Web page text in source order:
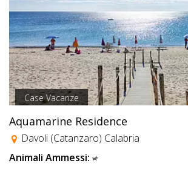
Case Vacanze
Aquamarine Residence
Davoli (Catanzaro) Calabria
Animali Ammessi: